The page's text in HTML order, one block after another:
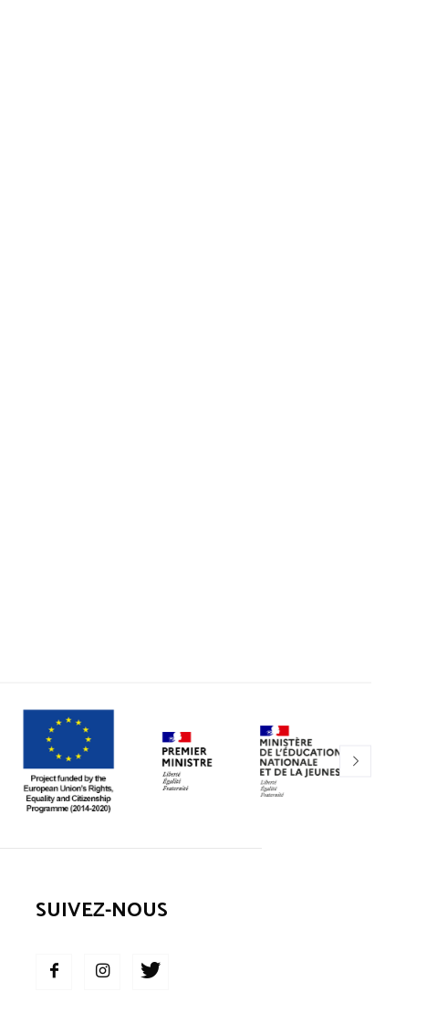
SUIVEZ-NOUS